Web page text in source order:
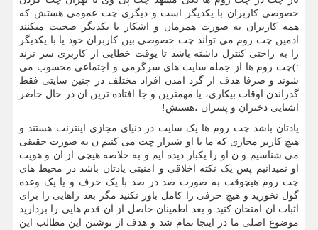
خصوصی کاربران با یکدیگر است و دیگری چت عمومی هستش که
همه کاربران به صورت همزمان و اشکار با یکدیگر صحبت میکنند
ادمین چت روم می تواند چت خصوصی بین کاربران خود یا با یکدیگر
را به راحتی کنترل داشته باشد تا یوقت خطایی از کاربری سر نزند
:)چت روم ها از جمله سایت های سرگرمی و اجتماعی محسوب می
شوند و صرفا هدف از گرد امدن افراد مختلف در چنین سایتی فقط
گذراندن اوقات بیکاری، یا مهمترین و جا افتاده ترین ان در حال حاضر
اشنایی دختران و پسران ،هستش !
یادتان باشد چت روم ها یک سایت در دنیای مجازی اینترنت هستند و
هیچ کاربر مجازی که ما با او شیراز چت می کنیم ن به صورت حقیقی
می شناسیم و ن او را یکبار دیده ایم و به خلاصه هیچی از ان و هویت
او نمیدانیم پس یک نکته اخلاقی و امنیتی یادتان باشد در محیط های
چت روم هیچوقت به صورت صد در صد با یک حرف و یا یک وعده
گول نخورید و هیچ حرفی را کامل باور نکنید مگر بعد راهایی را برای
اثبات ان امتحان کنید و بعد اطمینان حاصل از ان قدم هایی را بردارید
موضوع اصلی ما در اینجا تمام شد و هدف از نوشتن این مطالب این